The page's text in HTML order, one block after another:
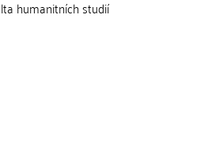
humanitních studií